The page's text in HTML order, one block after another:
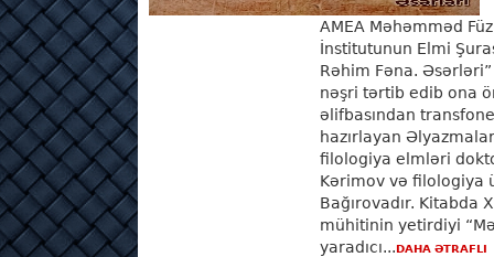
AMEA Məhəmməd
İnstitutunun Elmi
Rəhim Fəna. Əsərləri”
nəşri tərtib edib ona
əlifbasından
hazırlayan
filologiya elmləri
Kərimov və filologiya
Bağırovadır. Kitabda
mühitinin yetirdiyi
yaradıcı...DAHA ƏTRAFLI